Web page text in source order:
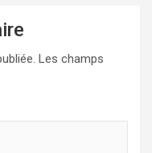
Les champs